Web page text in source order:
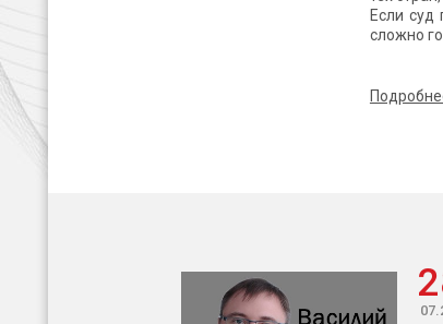
Если
сложно